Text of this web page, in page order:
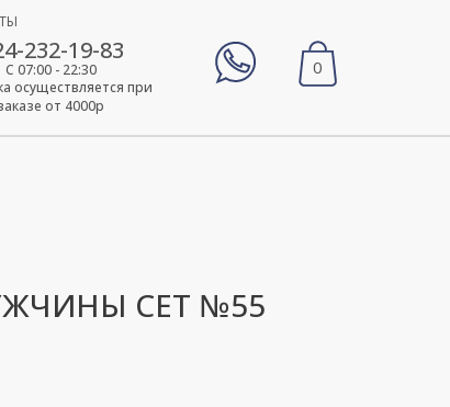
232-19-83
осуществляется при
от 4000р
С 07:00 - 22:30 0
СЕТ №55